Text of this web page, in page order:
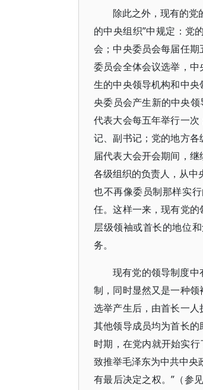
除此之外，现有的党
的中央组织”中规定：党
会；中央委员会每届任
委员会全体会议选举，
生的中央领导机构和中
央委员会产生新的中央
代表大会每五年举行一
记、副书记；党的地方
届代表大会开会期间，
各级组织的负责人，从中
也不再像委员制那样实
任。这样一来，现有党
层级领袖或首长的地位
务。
现有党的领导制度
制，同时显然又是一种
选举产生后，由首长一
其他领导成员均为首长
时期，在党内就开始实
致推举毛泽东为中共中央
有最后决定之权。”（参